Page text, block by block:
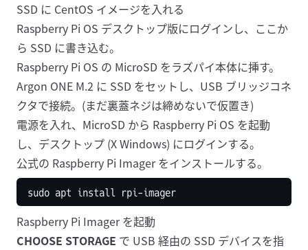
SSD に CentOS イメージを入れる
Raspberry Pi OS デスクトップ版にログインし、ここか
ら SSD に書き込む。
Raspberry Pi OS の MicroSD をラズパイ本体に挿す。
Argon ONE M.2 に SSD をセットし、USB ブリッジコネ
クタで接続。(まだ裏蓋ネジは締めないで仮置き)
電源を入れ、MicroSD から Raspberry Pi OS を起動
し、デスクトップ (X Windows) にログインする。
公式の Raspberry Pi Imagerをインストールする。
Raspberry Pi Imager を起動
CHOOSE STORAGE で USB 経由の SSD デバイスを指